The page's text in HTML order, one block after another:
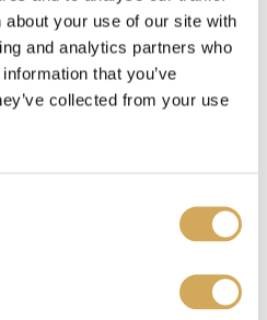
your use of our site with
and analytics partners who
that you’ve
collected from your use
kado kunt
welke carwashes bij jou in
op onze
een unieke code. Deze